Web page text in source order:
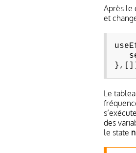
Après le
et
Le
des
le state